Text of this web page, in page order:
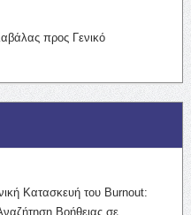
προς Γενικό
Κατασκευή του Burnout:
Βοήθειας σε